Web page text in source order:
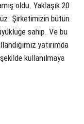
oldu. Yaklaşık 20
Şirketimizin bütün
sahip. Ve bu
yatırımda
kullanılmaya